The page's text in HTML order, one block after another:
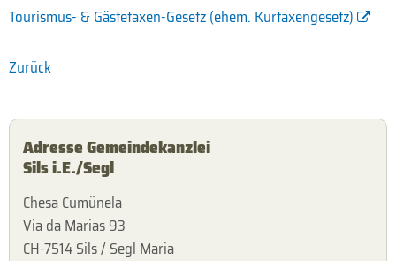
Tourismus- & Gästetaxen-Gesetz (ehem. Kurtaxengesetz)
Zurück
Adresse Gemeindekanzlei
Sils i.E./Segl
Chesa Cumünela
Via da Marias 93
CH-7514 Sils / Segl Maria